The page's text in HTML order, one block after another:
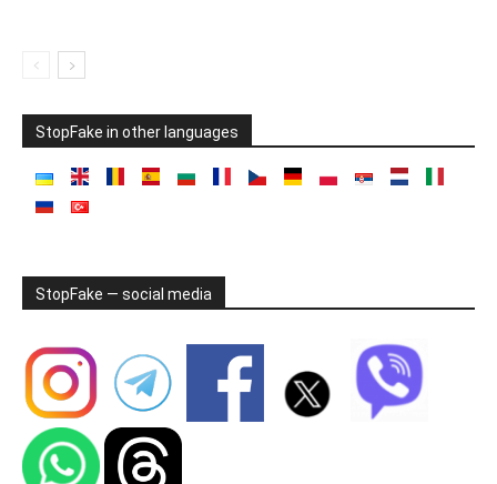
StopFake in other languages
StopFake — social media